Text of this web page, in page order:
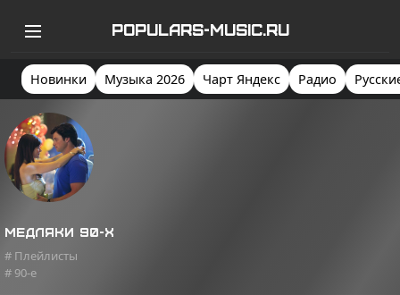
POPULARS-MUSIC.RU
Новинки Музыка 2026 Чарт Яндекс Радио
Медляки 90-х
# Плейлисты
# 90-e